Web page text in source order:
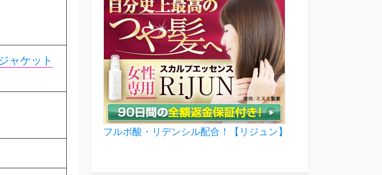
ャケット
フルボ酸・リデンシル配合！【リジュン】